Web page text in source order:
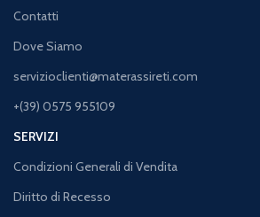
Contatti
Dove Siamo
servizioclienti@materassireti.com
+(39) 0575 955109
SERVIZI
Condizioni Generali di Vendita
Diritto di Recesso